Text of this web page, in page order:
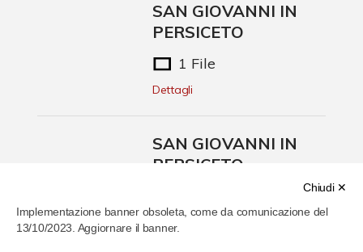
SAN GIOVANNI IN
PERSICETO
1 File
Dettagli
SAN GIOVANNI IN
PERSICETO
Dettagli
Chiudi ✕
Implementazione banner obsoleta, come da comunicazione del
13/10/2023. Aggiornare il banner.